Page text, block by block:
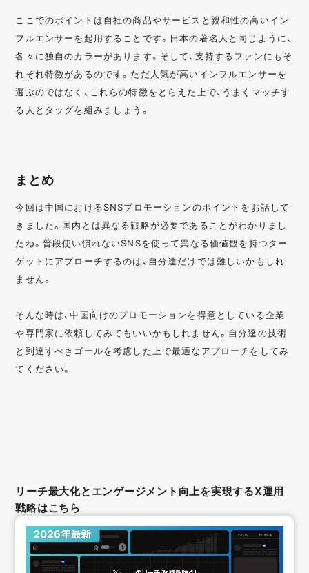
ここでのポイントは自社の商品やサービスと親和性の高いイン
フルエンサーを起用することです。日本の著名人と同じように、
各々に独自のカラーがあります。そして、支持するファンにもそ
れぞれ特徴があるのです。ただ人気が高いインフルエンサーを
選ぶのではなく、これらの特徴をとらえた上で、うまくマッチす
る人とタッグを組みましょう。
まとめ
今回は中国におけるSNSプロモーションのポイントをお話して
きました。国内とは異なる戦略が必要であることがわかりまし
たね。普段使い慣れないSNSを使って異なる価値観を持つター
ゲットにアプローチするのは、自分達だけでは難しいかもしれ
ません。
そんな時は、中国向けのプロモーションを得意としている企業
や専門家に依頼してみてもいいかもしれません。自分達の技術
と到達すべきゴールを考慮した上で最適なアプローチをしてみ
てください。
リーチ最大化とエンゲージメント向上を実現するX運用
戦略はこちら